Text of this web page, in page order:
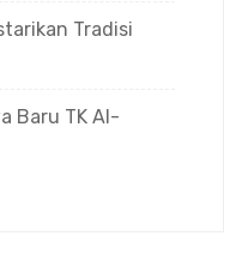
Tradisi
Baru TK Al-